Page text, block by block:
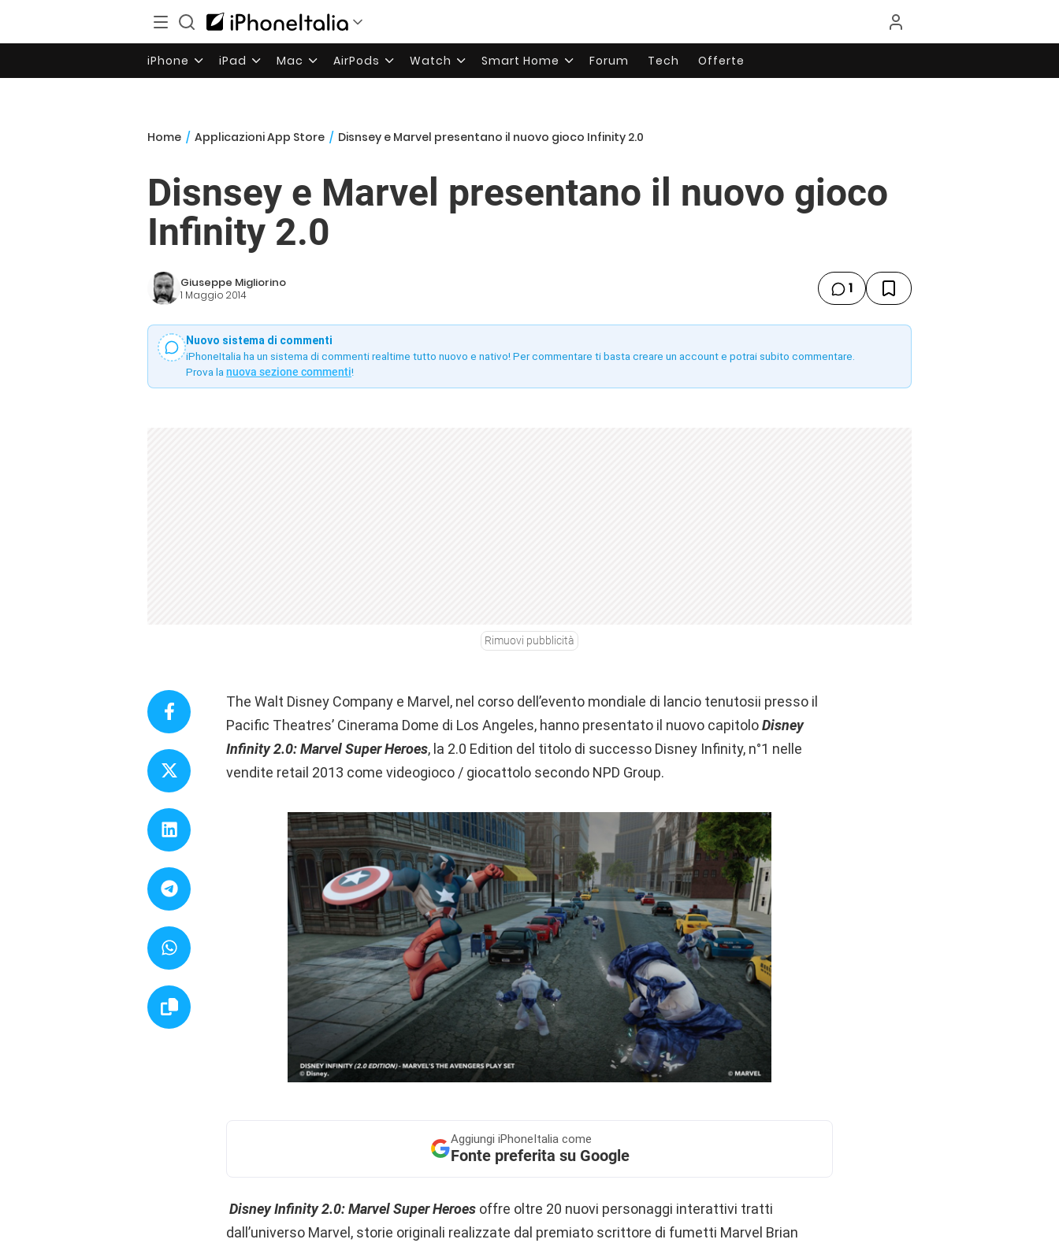
iPhone iPad Mac AirPods Watch Smart Home Forum Tech Offerte
Home / Applicazioni App Store / Disnsey e Marvel presentano il nuovo gioco Infinity 2.0
Disnsey e Marvel presentano il nuovo gioco
Infinity 2.0
Giuseppe Migliorino
1 Maggio 2014 1
Nuovo sistema di commenti
iPhoneItalia ha un sistema di commenti realtime tutto nuovo e nativo! Per commentare ti basta creare un account e potrai subito commentare.
Prova la nuova sezione commenti!
Rimuovi pubblicità
The Walt Disney Company e Marvel, nel corso dell’evento mondiale di lancio tenutosii presso il
Pacific Theatres’ Cinerama Dome di Los Angeles, hanno presentato il nuovo capitoloDisney
Infinity 2.0: Marvel Super Heroes, la 2.0 Edition del titolo di successo Disney Infinity, n°1 nelle
vendite retail 2013 come videogioco / giocattolo secondo NPD Group.
Aggiungi iPhoneItalia come
Fonte preferita su Google
Disney Infinity 2.0: Marvel Super Heroes offre oltre 20 nuovi personaggi interattivi tratti
dall’universo Marvel, storie originali realizzate dal premiato scrittore di fumetti Marvel Brian